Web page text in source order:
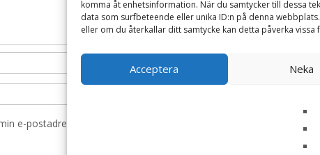
komma åt enhetsinformation. När du samtycker till dessa
data som surfbeteende eller unika ID:n på denna
eller om du återkallar ditt samtycke kan detta påverka vissa
Acceptera Neka
e-postadress och webbplats i denna webbläsare till nästa gång jag